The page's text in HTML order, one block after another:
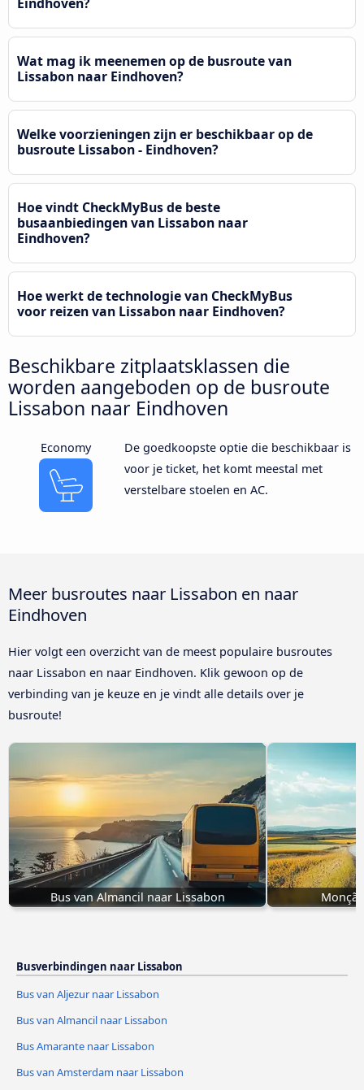
Wat mag ik meenemen op de busroute van
Lissabon naar Eindhoven?
Welke voorzieningen zijn er beschikbaar op de
busroute Lissabon - Eindhoven?
Hoe vindt CheckMyBus de beste
busaanbiedingen van Lissabon naar
Eindhoven?
Hoe werkt de technologie van CheckMyBus
voor reizen van Lissabon naar Eindhoven?
Beschikbare zitplaatsklassen die
worden aangeboden op de busroute
Lissabon naar Eindhoven
Economy
De goedkoopste optie die beschikbaar is
voor je ticket, het komt meestal met
verstelbare stoelen en AC.
Meer busroutes naar Lissabon en naar
Eindhoven
Hier volgt een overzicht van de meest populaire busroutes
naar Lissabon en naar Eindhoven. Klik gewoon op de
verbinding van je keuze en je vindt alle details over je
busroute!
Bus van Almancil naar Lissabon
Busverbindingen naar Lissabon
Bus van Aljezur naar Lissabon
Bus van Almancil naar Lissabon
Bus Amarante naar Lissabon
Bus van Amsterdam naar Lissabon